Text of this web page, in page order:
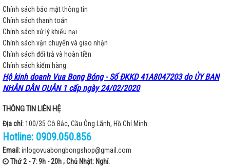
Chính sách bảo mật thông tin
Chính sách thanh toán
Chính sách xử lý khiếu nại
Chính sách vận chuyển và giao nhận
Chính sách đổi trả và hoàn tiền
Chính sách kiểm hàng
Hộ kinh doanh Vua Bong Bóng - Số ĐKKD 41A8047203 do ỦY BAN
NHÂN DÂN QUẬN 1 cấp ngày 24/02/2020
THÔNG TIN LIÊN HỆ
Địa chỉ:100/35 Cô Bắc, Cầu Ông Lãnh, Hồ Chí Minh.
Hotline: 0909.050.856
Email:inlogovuabongbongshop@gmail.com
Thứ 2 - 7: 9h - 20h ; Chủ Nhật: Nghỉ.